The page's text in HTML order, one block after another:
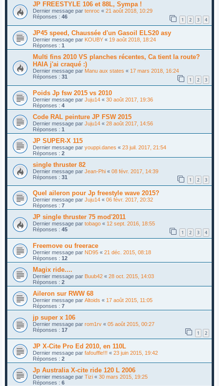
JP FREESTYLE 106 et 88L, Sympa !
Dernier message par tenroc « 21 août 2018, 10:29
Réponses : 46 1 2 3 4
JP45 speed, Chaussée d'un Gasoil ELS20 asy
Dernier message par KOUBY « 19 août 2018, 18:24
Réponses : 1
Multi fins 2010 VS planches récentes, Ca tient la route?
HAIA j'ai craqué :)
Dernier message par Manu aux states « 17 mars 2018, 16:24
Réponses : 31 1 2 3
Poids Jp fsw 2015 vs 2010
Dernier message par Juju14 « 30 août 2017, 19:36
Réponses : 4
Code RAL peinture JP FSW 2015
Dernier message par Juju14 « 28 août 2017, 14:56
Réponses : 1
JP SUPER-X 115
Dernier message par youppi.danes « 23 juil. 2017, 21:54
Réponses : 2
single thruster 82
Dernier message par Jean-Phi « 08 févr. 2017, 14:39
Réponses : 31 1 2 3
Quel aileron pour Jp freestyle wave 2015?
Dernier message par Juju14 « 06 févr. 2017, 20:32
Réponses : 7
JP single thruster 75 mod'2011
Dernier message par tobago « 12 sept. 2016, 18:55
Réponses : 45 1 2 3 4
Freemove ou freerace
Dernier message par ND95 « 21 déc. 2015, 08:18
Réponses : 12
Magix ride....
Dernier message par Buub42 « 28 oct. 2015, 14:03
Réponses : 2
Aileron sur RWW 68
Dernier message par Altoids « 17 août 2015, 11:05
Réponses : 7
jp super x 106
Dernier message par rom1rv « 05 août 2015, 00:27
Réponses : 17 1 2
JP X-Cite Pro Ed 2010, en 110L
Dernier message par fafouffle!!! « 23 juin 2015, 19:42
Réponses : 2
Jp Australia X-cite ride 120 L 2006
Dernier message par Tizi « 30 mars 2015, 19:25
Réponses : 6